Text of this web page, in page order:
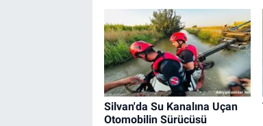
Silvan'da Su Kanalına Uçan
Otomobilin Sürücüsü